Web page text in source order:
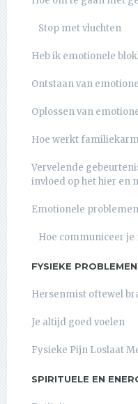
Stop met vluchten
Heb ik emotionele
Ontstaan van
Oplossen van
Hoe werkt
Vervelende
invloed op het hier en
Emotionele
Hoe communiceer je
FYSIEKE PROBLEMEN
Hersenmist oftewel
Je altijd goed voelen
Fysieke Pijn Loslaat
SPIRITUELE EN